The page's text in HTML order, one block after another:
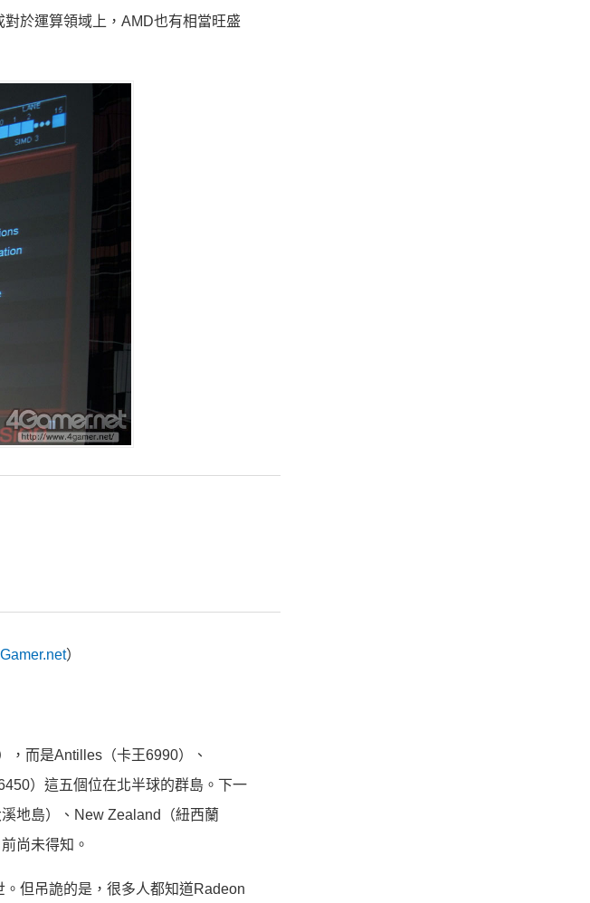
於運算領域上，AMD也有相當旺盛
）
，而是Antilles（卡王6990）、
）這五個位在北半球的群島。下一
地島）、New Zealand（紐西蘭
尚未得知。
但吊詭的是，很多人都知道Radeon